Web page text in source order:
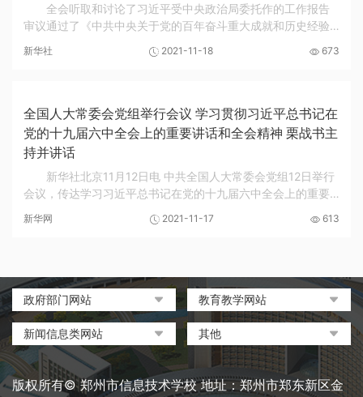
全会听取和讨论了习近平受中央政治局委托作的工作报告
审议通过了《中共中央关于党的百年奋斗重大成就和历史经验
决议》全会充分肯定党的十九届五中全会以来...
新华社 2021-11-18 673
全国人大常委会党组举行会议 学习贯彻习近平总书记在
党的十九届六中全会上的重要讲话和全会精神 栗战书主
持并讲话
新华社北京11月12日电 中共全国人大常委会党组12日举行
会议，传达学习习近平总书记在党的十九届六中全会上的重要
长、党组书记栗战书主持会议并讲话。 会议认...
新华网 2021-11-17 613
政府部门网站
中国政府网
河南省人民政府
郑州市人民政府
教育教学网站
教育部政府门户网站
中国职业教育与成人教育网
河南省教育厅
河南省职业教育与成人教育
新闻信息类网站
环球网
凤凰网
其他
中央电化教育馆
中国教育和科研计算机网
版权所有© 郑州市信息技术学校 地址：郑州市郑东新区金